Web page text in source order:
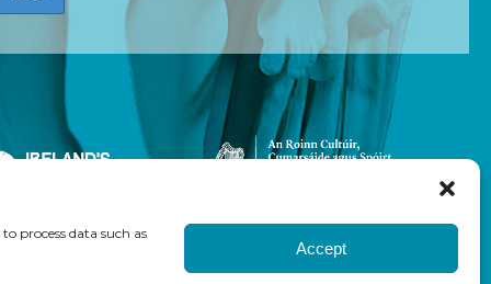
process data such as
Accept